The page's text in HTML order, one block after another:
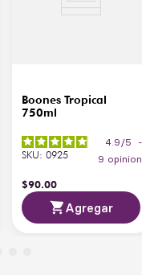
Boones Tropical
750ml
4.9 /5
9
SKU: 0925
$90.00
Agregar